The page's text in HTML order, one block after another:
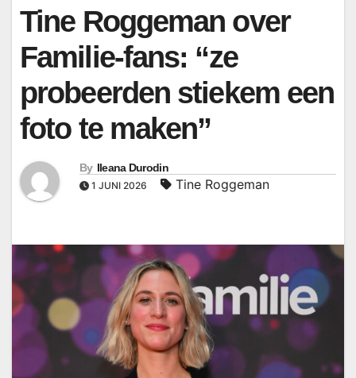
Tine Roggeman over
Familie-fans: “ze
probeerden stiekem een
foto te maken”
By Ileana Durodin
1 JUNI 2026 Tine Roggeman